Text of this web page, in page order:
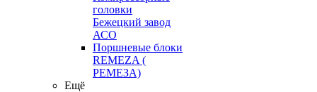
головки
Бежецкий завод
АСО
Поршневые блоки
REMEZA (
РЕМЕЗА)
Ещё